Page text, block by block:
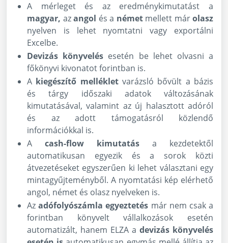
A mérleget és az eredménykimutatást a
magyar, azangol és a németmellett márolasz
nyelven is lehet nyomtatni vagy exportálni
Excelbe.
Devizás könyvelés esetén be lehet olvasni a
főkönyvi kivonatot forintban is.
A kiegészítő mellékletvarázsló bővült a bázis
és tárgy időszaki adatok változásának
kimutatásával, valamint az új halasztott adóról
és az adott támogatásról közlendő
információkkal is.
A cash-flow kimutatás a kezdetektől
automatikusan egyezik és a sorok közti
átvezetéseket egyszerűen ki lehet választani egy
mintagyűjteményből. A nyomtatási kép elérhető
angol, német és olasz nyelveken is.
Azadófolyószámla egyeztetés már nem csak a
forintban könyvelt vállalkozások esetén
automatizált, hanem ELZA a devizás könyvelés